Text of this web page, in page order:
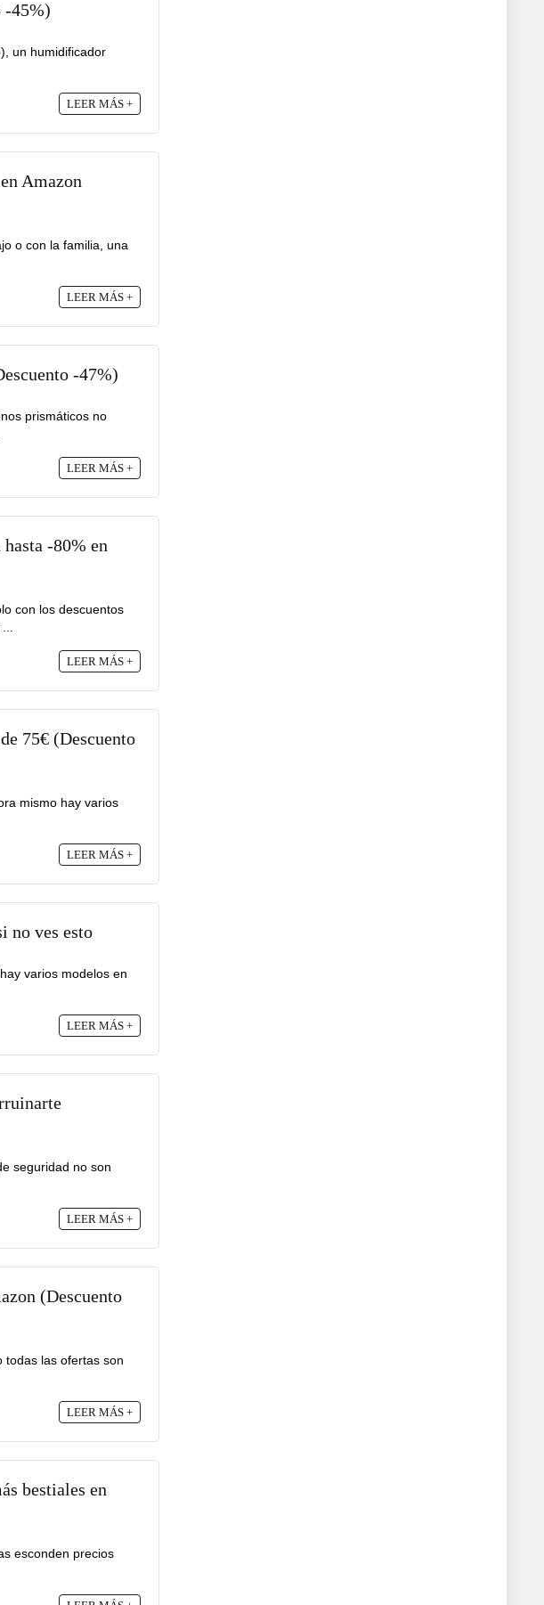
-45%)
un humidificador
LEER MÁS +
Amazon
o con la familia, una
LEER MÁS +
-47%)
prismáticos no
LEER MÁS +
-80% en
con los descuentos
LEER MÁS +
75€ (Descuento
mismo hay varios
LEER MÁS +
no ves esto
varios modelos en
LEER MÁS +
seguridad no son
LEER MÁS +
(Descuento
todas las ofertas son
LEER MÁS +
bestiales en
esconden precios